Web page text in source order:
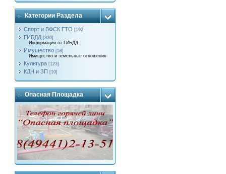
Категории Раздела
Спорт и ВФСК ГТО [192]
ГИБДД [330]
Информация от ГИБДД
Имущество [58]
Имущество и земельные отношения
Культура [123]
КДН и ЗП [10]
Опасная Площадка